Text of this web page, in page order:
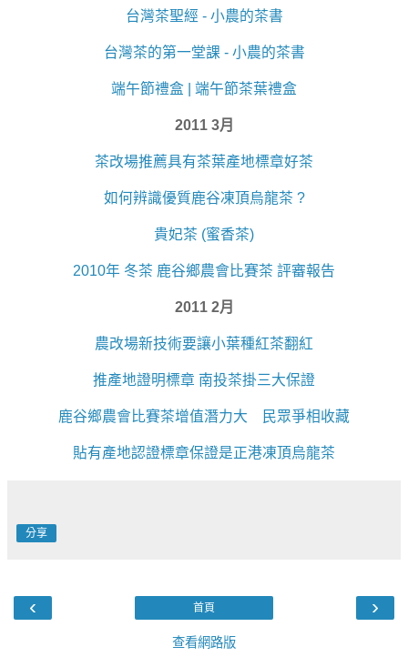
台灣茶聖經 - 小農的茶書
台灣茶的第一堂課 - 小農的茶書
端午節禮盒 | 端午節茶葉禮盒
2011 3月
茶改場推薦具有茶葉產地標章好茶
如何辨識優質鹿谷凍頂烏龍茶 ?
貴妃茶 (蜜香茶)
2010年 冬茶 鹿谷鄉農會比賽茶 評審報告
2011 2月
農改場新技術要讓小葉種紅茶翻紅
推產地證明標章 南投茶掛三大保證
鹿谷鄉農會比賽茶增值潛力大 民眾爭相收藏
貼有產地認證標章保證是正港凍頂烏龍茶
分享
‹ ›
首頁
查看網路版